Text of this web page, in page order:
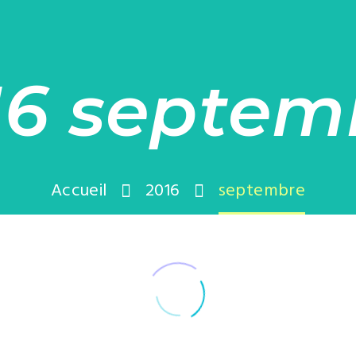
Accueil 2016 septembre